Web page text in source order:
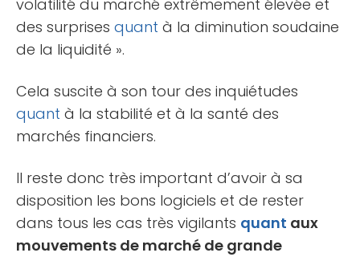
volatilité du marché extrêmement élevée et
des surprises quant à la diminution soudaine
de la liquidité ».
Cela suscite à son tour des inquiétudes
quant à la stabilité et à la santé des
marchés financiers.
Il reste donc très important d’avoir à sa
disposition les bons logiciels et de rester
dans tous les cas très vigilants quant aux
mouvements de marché de grande